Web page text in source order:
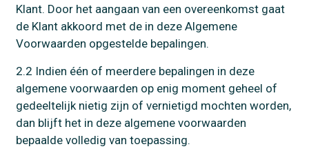
Klant. Door het aangaan van een overeenkomst gaat
de Klant akkoord met de in deze Algemene
Voorwaarden opgestelde bepalingen.
2.2 Indien één of meerdere bepalingen in deze
algemene voorwaarden op enig moment geheel of
gedeeltelijk nietig zijn of vernietigd mochten worden,
dan blijft het in deze algemene voorwaarden
bepaalde volledig van toepassing.